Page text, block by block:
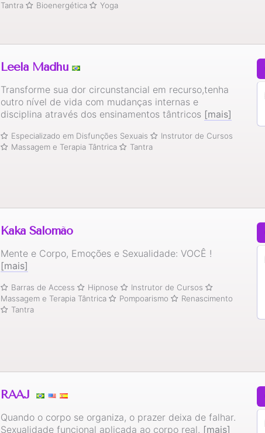
Tantra
Bioenergética Yoga
Leela Madhu
Transforme sua dor circunstancial em recurso,tenha
outro nível de vida com mudanças internas e
disciplina através dos ensinamentos tântricos [mais]
Especializado em Disfunções Sexuais
Instrutor de Cursos
Massagem e Terapia Tântrica
Tantra
Kaka Salomão
Mente e Corpo, Emoções e Sexualidade: VOCÊ !
[mais]
Barras de Access Hipnose
Instrutor de Cursos
Massagem e Terapia Tântrica
Pompoarismo
Renascimento
Tantra
RAAJ
Quando o corpo se organiza, o prazer deixa de falhar.
Sexualidade funcional aplicada ao corpo real. [mais]